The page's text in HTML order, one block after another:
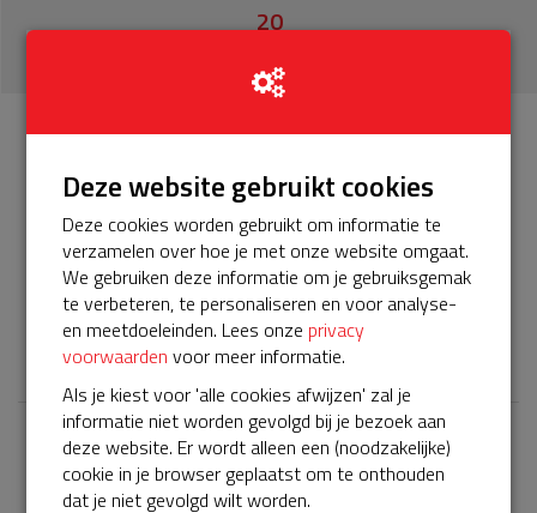
20
Het servicepakket van onze BuurtAED verloopt bijna en
moet worden verlengd, zodat onze AED gebruiksklaar
blijft. Help je mee? Doneer voor ons servicepakket!
𝕏
Laatste donaties
Bekijk alle
Deze website gebruikt cookies
Deze cookies worden gebruikt om informatie te
verzamelen over hoe je met onze website omgaat.
We gebruiken deze informatie om je gebruiksgemak
te verbeteren, te personaliseren en voor analyse-
en meetdoeleinden. Lees onze privacy
voorwaarden voor meer informatie.
Als je kiest voor 'alle cookies afwijzen' zal je
informatie niet worden gevolgd bij je bezoek aan
deze website. Er wordt alleen een (noodzakelijke)
cookie in je browser geplaatst om te onthouden
dat je niet gevolgd wilt worden.